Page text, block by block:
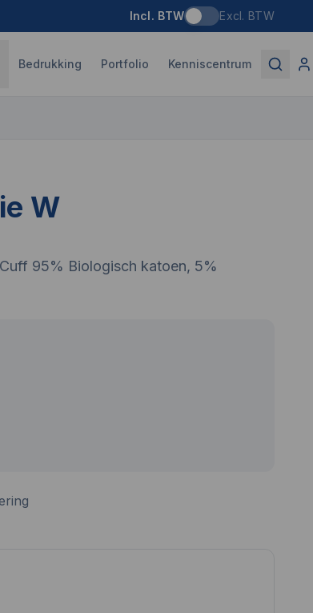
Incl. BTW Excl. BTW
Bedrukking Portfolio Kenniscentrum
W
95% Biologisch katoen, 5%